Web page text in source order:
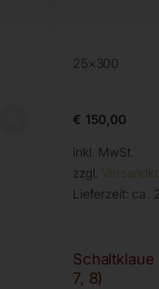
25×300
€ 150,00
inkl. MwSt.
zzgl.
Lieferzeit: ca.
Schaltklaue
7, 8)